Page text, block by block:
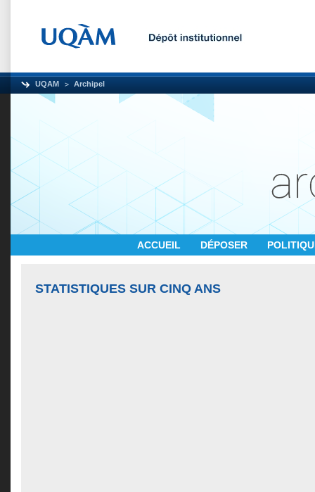
UQAM Archipel
ACCUEIL DÉPOSER
STATISTIQUES SUR CINQ ANS